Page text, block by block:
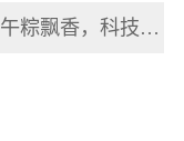
浓情端午粽飘香，科技赋能传递健康情